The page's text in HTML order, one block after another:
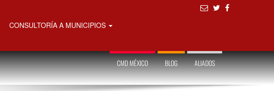
CONSULTORÍA A MUNICIPIOS
CMD MÉXICO BLOG ALIADOS